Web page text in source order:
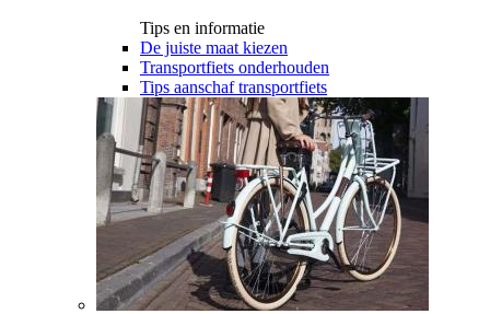
Tips en informatie
De juiste maat kiezen
Transportfiets onderhouden
Tips aanschaf transportfiets